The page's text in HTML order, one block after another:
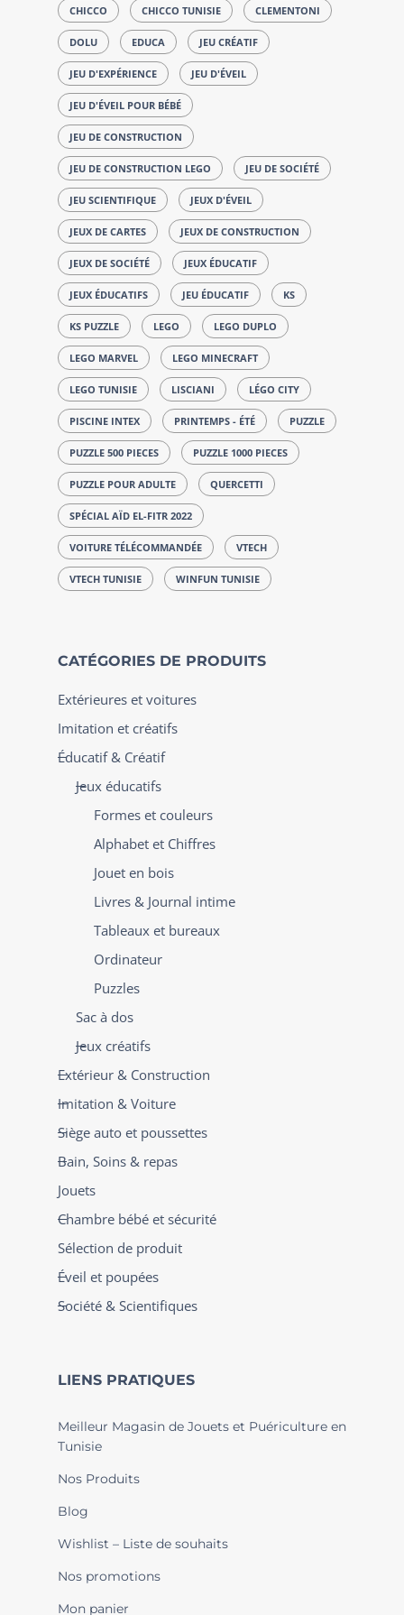
CHICCO CHICCO TUNISIE CLEMENTONI
DOLU EDUCA JEU CRÉATIF
JEU D'EXPÉRIENCE JEU D'ÉVEIL
JEU D'ÉVEIL POUR BÉBÉ
JEU DE CONSTRUCTION
JEU DE CONSTRUCTION LEGO JEU DE SOCIÉTÉ
JEU SCIENTIFIQUE JEUX D'ÉVEIL
JEUX DE CARTES JEUX DE CONSTRUCTION
JEUX DE SOCIÉTÉ JEUX ÉDUCATIF
JEUX ÉDUCATIFS JEU ÉDUCATIF KS
KS PUZZLE LEGO LEGO DUPLO
LEGO MARVEL LEGO MINECRAFT
LEGO TUNISIE LISCIANI LÉGO CITY
PISCINE INTEX PRINTEMPS - ÉTÉ PUZZLE
PUZZLE 500 PIECES PUZZLE 1000 PIECES
PUZZLE POUR ADULTE QUERCETTI
SPÉCIAL AÏD EL-FITR 2022
VOITURE TÉLÉCOMMANDÉE VTECH
VTECH TUNISIE WINFUN TUNISIE
CATÉGORIES DE PRODUITS
Extérieures et voitures
Imitation et créatifs
Éducatif & Créatif
Jeux éducatifs
Formes et couleurs
Alphabet et Chiffres
Jouet en bois
Livres & Journal intime
Tableaux et bureaux
Ordinateur
Puzzles
Sac à dos
Jeux créatifs
Extérieur & Construction
Imitation & Voiture
Siège auto et poussettes
Bain, Soins & repas
Jouets
Chambre bébé et sécurité
Sélection de produit
Éveil et poupées
Société & Scientifiques
LIENS PRATIQUES
Meilleur Magasin de Jouets et Puériculture en
Tunisie
Nos Produits
Blog
Wishlist – Liste de souhaits
Nos promotions
Mon panier